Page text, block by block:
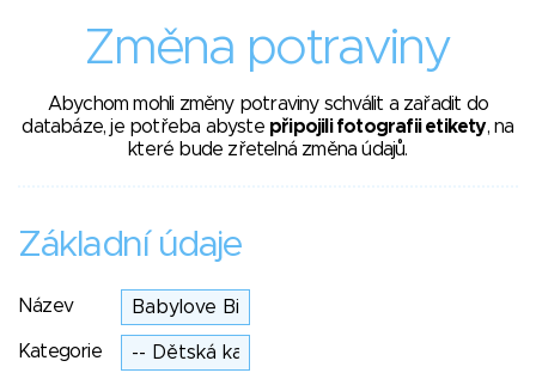
Změna potraviny
Abychom mohli změny potraviny schválit a zařadit do
databáze, je potřeba abyste připojili fotografii etikety, na
které bude zřetelná změna údajů.
Základní údaje
Název
Kategorie